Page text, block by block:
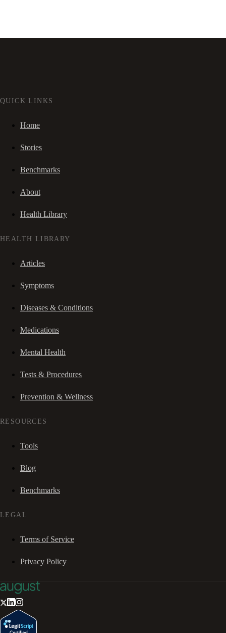
QUICK LINKS
Home
Stories
Benchmarks
About
Health Library
HEALTH LIBRARY
Articles
Symptoms
Diseases & Conditions
Medications
Mental Health
Tests & Procedures
Prevention & Wellness
RESOURCES
Tools
Blog
Benchmarks
LEGAL
Terms of Service
Privacy Policy